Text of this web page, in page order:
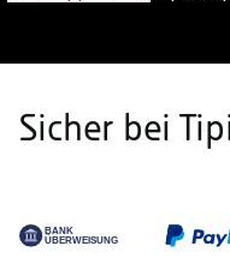
Sicher bei